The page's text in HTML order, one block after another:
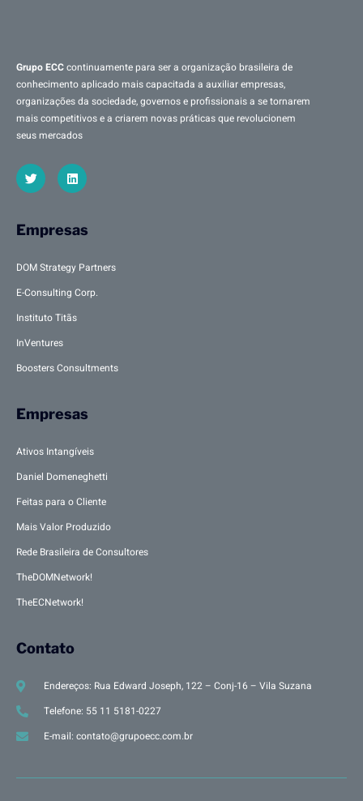
Grupo ECCcontinuamente para ser a organização brasileira de
conhecimento aplicado mais capacitada a auxiliar empresas,
organizações da sociedade, governos e profissionais a se tornarem
mais competitivos e a criarem novas práticas que revolucionem
seus mercados
Empresas
DOM Strategy Partners
E-Consulting Corp.
Instituto Titãs
InVentures
Boosters Consultments
Empresas
Ativos Intangíveis
Daniel Domeneghetti
Feitas para o Cliente
Mais Valor Produzido
Rede Brasileira de Consultores
TheDOMNetwork!
TheECNetwork!
Contato
Endereços: Rua Edward Joseph, 122 – Conj-16 – Vila Suzana
Telefone: 55 11 5181-0227
E-mail: contato@grupoecc.com.br